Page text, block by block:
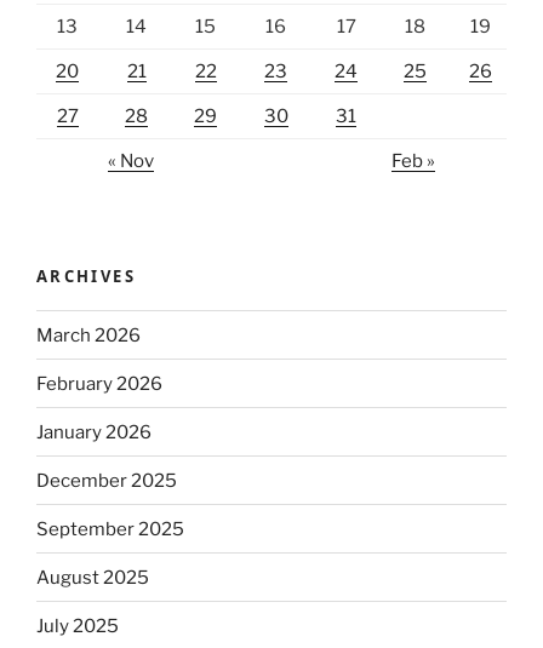
13 14 15 16 17 18 19
20 21 22 23 24 25 26
27 28 29 30 31
« Nov Feb »
ARCHIVES
March 2026
February 2026
January 2026
December 2025
September 2025
August 2025
July 2025